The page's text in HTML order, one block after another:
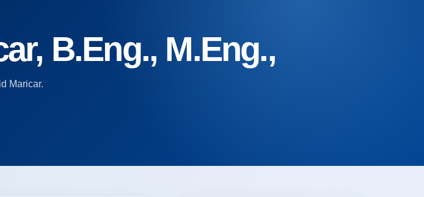
B.Eng., M.Eng.,
Maricar.